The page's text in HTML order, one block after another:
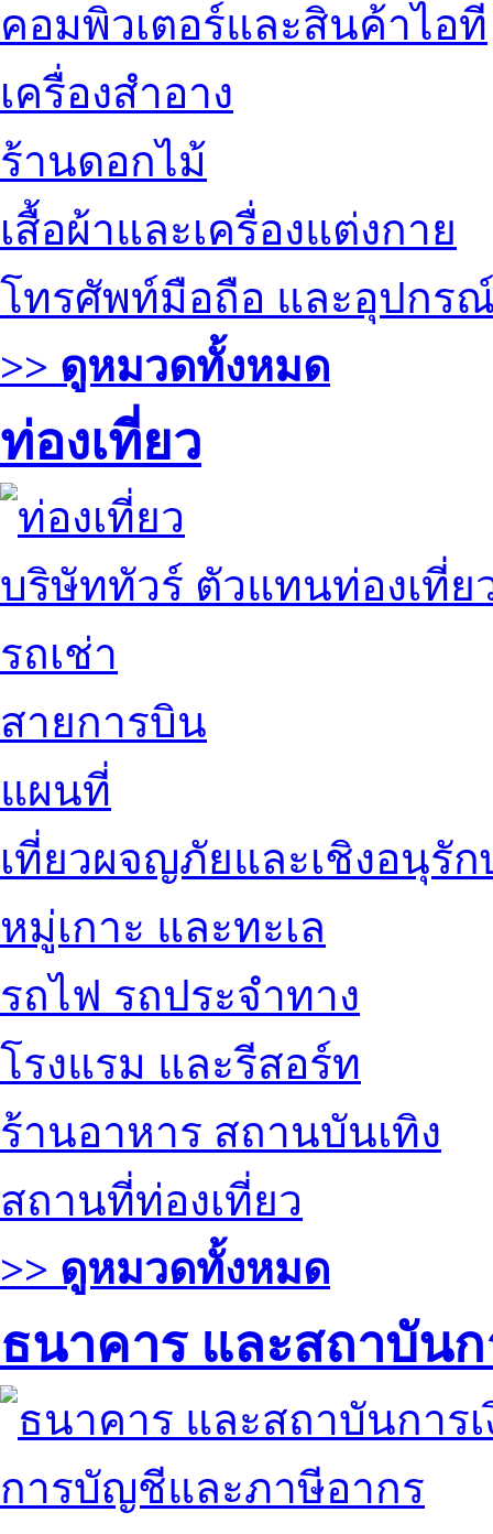
คอมพิวเตอร์และสินค้าไอที
เครื่องสำอาง
ร้านดอกไม้
เสื้อผ้าและเครื่องแต่งกาย
โทรศัพท์มือถือ และอุปกร
>> ดูหมวดทั้งหมด
ท่องเที่ยว
บริษัททัวร์ ตัวแทนท่องเที่ย
รถเช่า
สายการบิน
แผนที่
เที่ยวผจญภัยและเชิงอนุรัก
หมู่เกาะ และทะเล
รถไฟ รถประจำทาง
โรงแรม และรีสอร์ท
ร้านอาหาร สถานบันเทิง
สถานที่ท่องเที่ยว
>> ดูหมวดทั้งหมด
ธนาคาร และสถาบันก
การบัญชีและภาษีอากร